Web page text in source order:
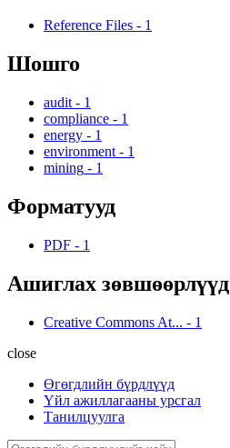
Reference Files - 1
Шошго
audit - 1
compliance - 1
energy - 1
environment - 1
mining - 1
Форматууд
PDF - 1
Ашиглах зөвшөөрлүүд
Creative Commons At... - 1
close
Өгөгдлийн бүрдлүүд
Үйл ажиллагааны урсгал
Танилцуулга